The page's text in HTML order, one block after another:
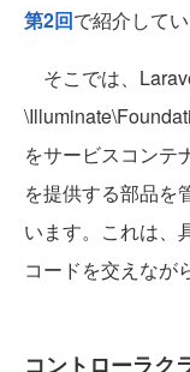
第2回で紹介してい
そこでは、
をサービスコンテ
を提供する部品を
います。これは、
コードを交えなが
コントローラク